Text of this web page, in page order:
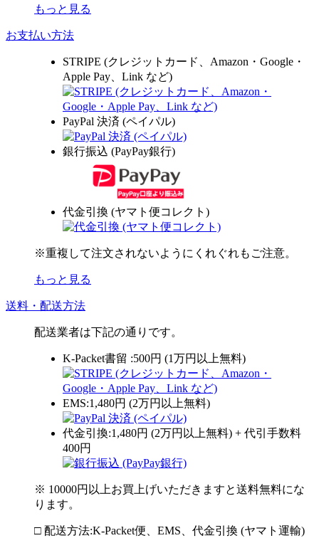
もっと見る
お支払い方法
STRIPE (クレジットカード、Amazon・Google・
Apple Pay、Link など)
PayPal 決済 (ペイパル)
銀行振込 (PayPay銀行)
代金引換 (ヤマト便コレクト)
※重複して注文されないようにくれぐれもご注意。
もっと見る
送料・配送方法
配送業者は下記の通りです。
K-Packet書留 :500円 (1万円以上無料)
EMS:1,480円 (2万円以上無料)
代金引換:1,480円 (2万円以上無料) + 代引手数料
400円
※ 10000円以上お買上げいただきますと送料無料にな
ります。
□ 配送方法:K-Packet便、EMS、代金引換 (ヤマト運輸)